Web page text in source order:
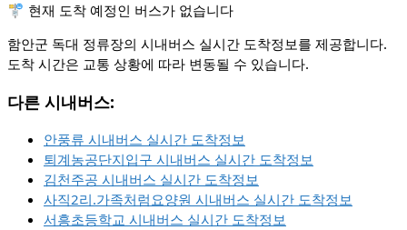
🚏 현재 도착 예정인 버스가 없습니다
함안군 독대 정류장의 시내버스 실시간 도착정보를 제공합니다.
도착 시간은 교통 상황에 따라 변동될 수 있습니다.
다른 시내버스:
안풍류 시내버스 실시간 도착정보
퇴계농공단지입구 시내버스 실시간 도착정보
김천주공 시내버스 실시간 도착정보
사직2리.가족처럼요양원 시내버스 실시간 도착정보
서흥초등학교 시내버스 실시간 도착정보